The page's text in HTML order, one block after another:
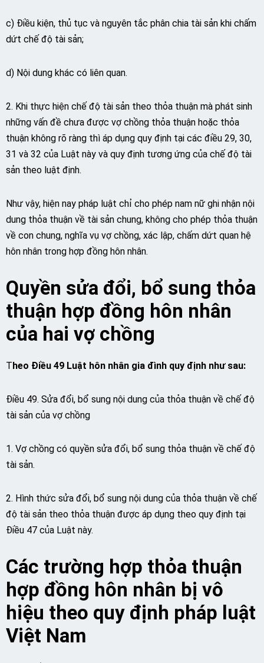
c) Điều kiện, thủ tục và nguyên tắc phân chia tài sản khi chấm
dứt chế độ tài sản;
d) Nội dung khác có liên quan.
2. Khi thực hiện chế độ tài sản theo thỏa thuận mà phát sinh
những vấn đề chưa được vợ chồng thỏa thuận hoặc thỏa
thuận không rõ ràng thì áp dụng quy định tại các điều 29, 30,
31 và 32 của Luật này và quy định tương ứng của chế độ tài
sản theo luật định.
Như vậy, hiện nay pháp luật chỉ cho phép nam nữ ghi nhận nội
dung thỏa thuận về tài sản chung, không cho phép thỏa thuận
về con chung, nghĩa vụ vợ chồng, xác lập, chấm dứt quan hệ
hôn nhân trong hợp đồng hôn nhân.
Quyền sửa đổi, bổ sung thỏa
thuận hợp đồng hôn nhân
của hai vợ chồng
Theo Điều 49 Luật hôn nhân gia đình quy định như sau:
Điều 49. Sửa đổi, bổ sung nội dung của thỏa thuận về chế độ
tài sản của vợ chồng
1. Vợ chồng có quyền sửa đổi, bổ sung thỏa thuận về chế độ
tài sản.
2. Hình thức sửa đổi, bổ sung nội dung của thỏa thuận về chế
độ tài sản theo thỏa thuận được áp dụng theo quy định tại
Điều 47 của Luật này.
Các trường hợp thỏa thuận
hợp đồng hôn nhân bị vô
hiệu theo quy định pháp luật
Việt Nam